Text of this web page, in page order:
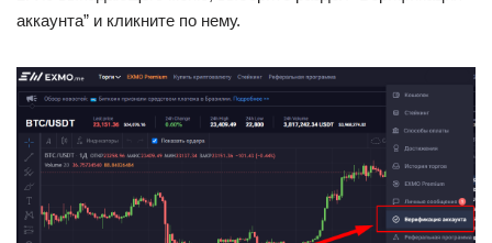
аккаунта” и кликните по нему.